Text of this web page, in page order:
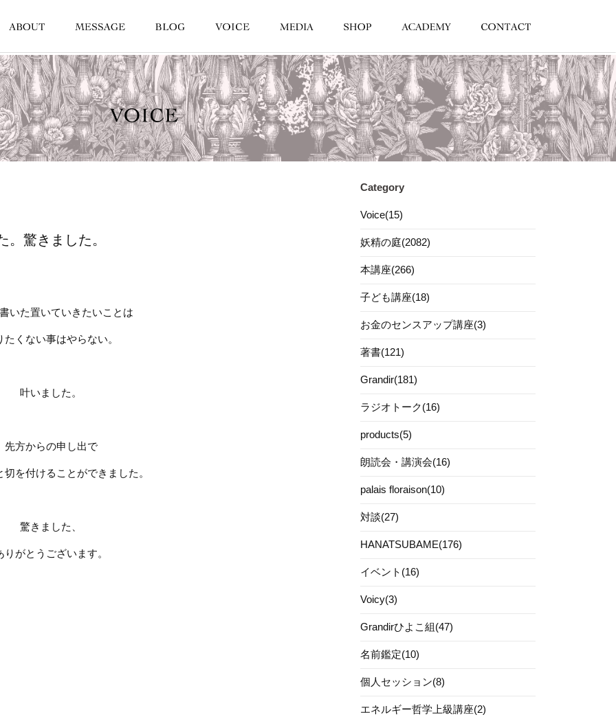
驚きました。
いた置いていきたいことは
たくない事はやらない。
叶いました。
先方からの申し出で
切を付けることができました。
驚きました、
りがとうございます。
Category
Voice(15)
妖精の庭(2082)
本講座(266)
子ども講座(18)
お金のセンスアップ講座(3)
著書(121)
Grandir(181)
ラジオトーク(16)
products(5)
朗読会・講演会(16)
palais floraison(10)
対談(27)
HANATSUBAME(176)
イベント(16)
Voicy(3)
Grandirひよこ組(47)
名前鑑定(10)
個人セッション(8)
エネルギー哲学上級講座(2)